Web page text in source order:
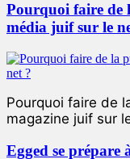
Pourquoi faire de
média juif sur le
Pourquoi faire de
magazine juif sur
Egged se